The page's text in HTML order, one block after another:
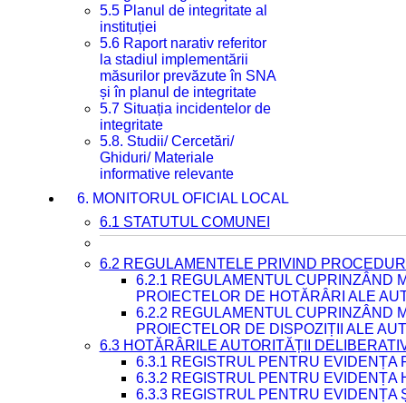
5.5 Planul de integritate al
instituției
5.6 Raport narativ referitor
la stadiul implementării
măsurilor prevăzute în SNA
și în planul de integritate
5.7 Situația incidentelor de
integritate
5.8. Studii/ Cercetări/
Ghiduri/ Materiale
informative relevante
6. MONITORUL OFICIAL LOCAL
6.1 STATUTUL COMUNEI
6.2 REGULAMENTELE PRIVIND
6.2.1 REGULAMENTUL CUPRINZÂND
PROIECTELOR DE HOTĂRÂRI ALE
6.2.2 REGULAMENTUL CUPRINZÂND
PROIECTELOR DE DISPOZIȚII ALE
6.3 HOTĂRÂRILE AUTORITĂȚII
6.3.1 REGISTRUL PENTRU EVIDENȚA
6.3.2 REGISTRUL PENTRU EVIDENȚA
6.3.3 REGISTRUL PENTRU EVIDENȚA